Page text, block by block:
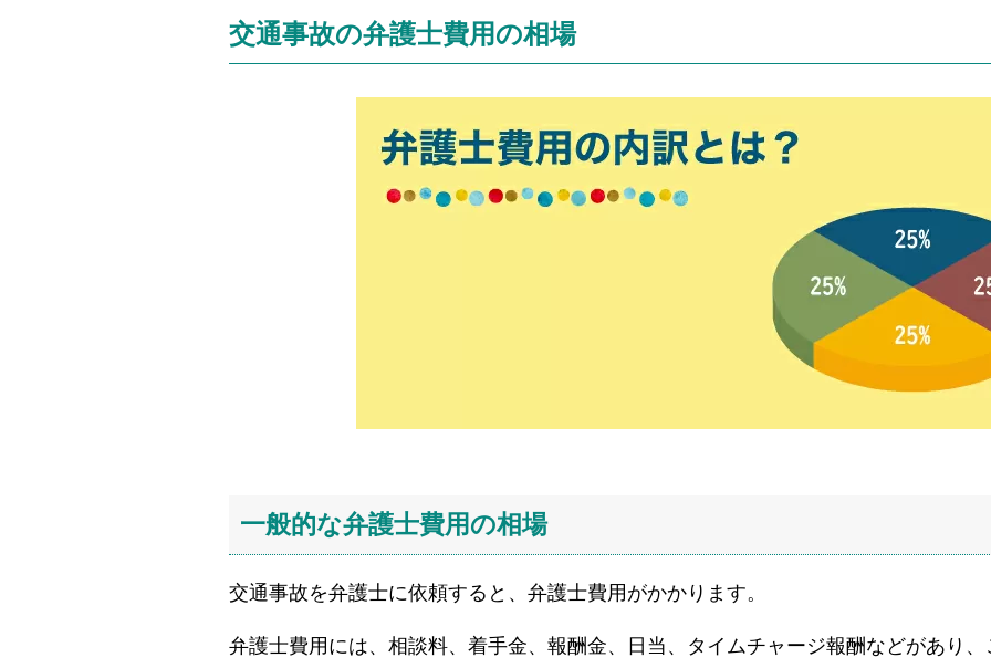
交通事故の弁護士費用の相場
一般的な弁護士費用の相場
交通事故を弁護士に依頼すると、弁護士費用がかかります。
弁護士費用には、相談料、着手金、報酬金、日当、タイムチャージ報酬などがあり